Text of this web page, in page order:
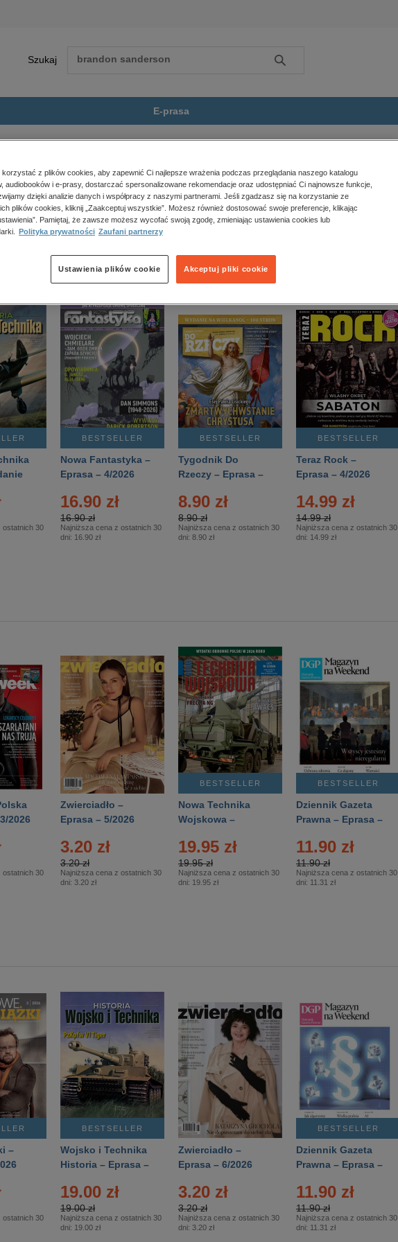
Szukaj Szukaj
E-prasa
polityka, społeczno-informacyjne
psychologiczne
inne
popularno-naukowe
historia
zdrowie
religie
samodoskonalenie, motywacja
dla gimnazjalisty. Zbiór zadań” nie jest dostępny.
ostatnich 30
BESTSELLER
Nowa Fantastyka –
Eprasa – 4/2026
16.90 zł
16.90 zł
Najniższa cena z ostatnich 30
dni: 16.90 zł
BESTSELLER
Tygodnik Do
Rzeczy – Eprasa –
8.90 zł
8.90 zł
Najniższa cena z ostatnich 30
dni: 8.90 zł
BESTSELLER
Teraz Rock –
Eprasa – 4/2026
14.99 zł
14.99 zł
Najniższa cena z ostatnich 30
dni: 14.99 zł
2026
ostatnich 30
Zwierciadło –
Eprasa – 5/2026
3.20 zł
3.20 zł
Najniższa cena z ostatnich 30
dni: 3.20 zł
BESTSELLER
Nowa Technika
Wojskowa –
19.95 zł
19.95 zł
Najniższa cena z ostatnich 30
dni: 19.95 zł
BESTSELLER
Dziennik Gazeta
Prawna – Eprasa –
11.90 zł
11.90 zł
Najniższa cena z ostatnich 30
dni: 11.31 zł
–
ostatnich 30
BESTSELLER
Wojsko i Technika
Historia – Eprasa –
19.00 zł
19.00 zł
Najniższa cena z ostatnich 30
dni: 19.00 zł
Zwierciadło –
Eprasa – 6/2026
3.20 zł
3.20 zł
Najniższa cena z ostatnich 30
dni: 3.20 zł
BESTSELLER
Dziennik Gazeta
Prawna – Eprasa –
11.90 zł
11.90 zł
Najniższa cena z ostatnich 30
dni: 11.31 zł
korzystać z plików cookies, aby zapewnić Ci najlepsze wrażenia podczas przeglądania naszego katalogu
audiobooków i e-prasy, dostarczać spersonalizowane rekomendacje oraz udostępniać Ci najnowsze funkcje,
dzięki analizie danych i współpracy z naszymi partnerami. Jeśli zgadzasz się na korzystanie ze
plików cookies, kliknij „Zaakceptuj wszystkie”. Możesz również dostosować swoje preferencje, klikając
Pamiętaj, że zawsze możesz wycofać swoją zgodę, zmieniając ustawienia cookies lub
Polityka prywatności Zaufani partnerzy
Akceptuj pliki cookie
Ustawienia plików cookie